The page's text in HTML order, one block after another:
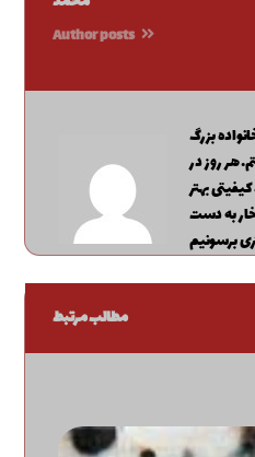
Author posts
بزرگ
هر روز در
بهتر
به دست
مطالب مرتبط